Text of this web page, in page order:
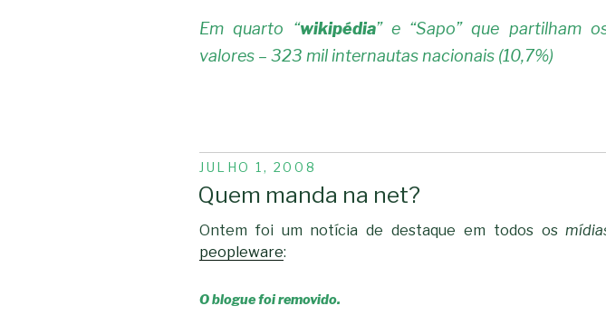
Em quarto “wikipédia” e “Sapo” que partilham
valores – 323 mil internautas nacionais (10,7%)
PUBLICADO
EM
JULHO 1, 2008
Quem manda na net?
Ontem foi um notícia de destaque em todos os
peopleware:
O blogue foi removido.